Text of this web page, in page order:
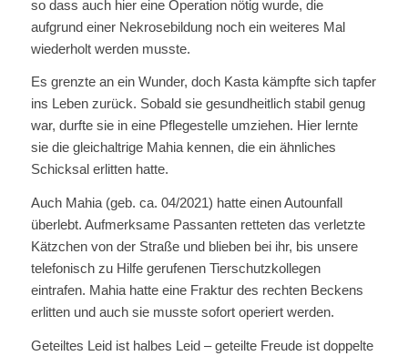
so dass auch hier eine Operation nötig wurde, die
aufgrund einer Nekrosebildung noch ein weiteres Mal
wiederholt werden musste.
Es grenzte an ein Wunder, doch Kasta kämpfte sich tapfer
ins Leben zurück. Sobald sie gesundheitlich stabil genug
war, durfte sie in eine Pflegestelle umziehen. Hier lernte
sie die gleichaltrige Mahia kennen, die ein ähnliches
Schicksal erlitten hatte.
Auch Mahia (geb. ca. 04/2021) hatte einen Autounfall
überlebt. Aufmerksame Passanten retteten das verletzte
Kätzchen von der Straße und blieben bei ihr, bis unsere
telefonisch zu Hilfe gerufenen Tierschutzkollegen
eintrafen. Mahia hatte eine Fraktur des rechten Beckens
erlitten und auch sie musste sofort operiert werden.
Geteiltes Leid ist halbes Leid – geteilte Freude ist doppelte